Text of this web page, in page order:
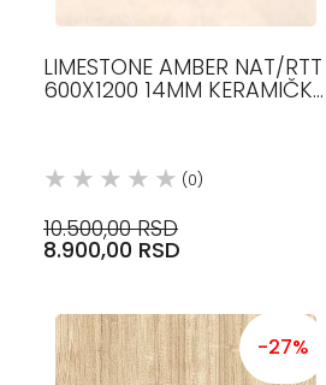
LIMESTONE AMBER NAT/RTT
600X1200 14MM KERAMIČKE
(0)
10.500,00 RSD
8.900,00 RSD
-27%